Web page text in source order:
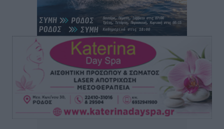
Από την παράδοση της Ρόδου στα ερευνητικά
εργαστήρια: Το μελεκούνι αποκτά διεθνές
επιστημονικό ενδιαφέρον
Πολιτιστικά πριν 22 ώρες
Επίσκεψη θα πραγματοποιήσει στη Λέρο τον
Σεπτέμβριο η Όλγα Κεφαλογιάννη
Τοπικές Ειδήσεις πριν 23 ώρες